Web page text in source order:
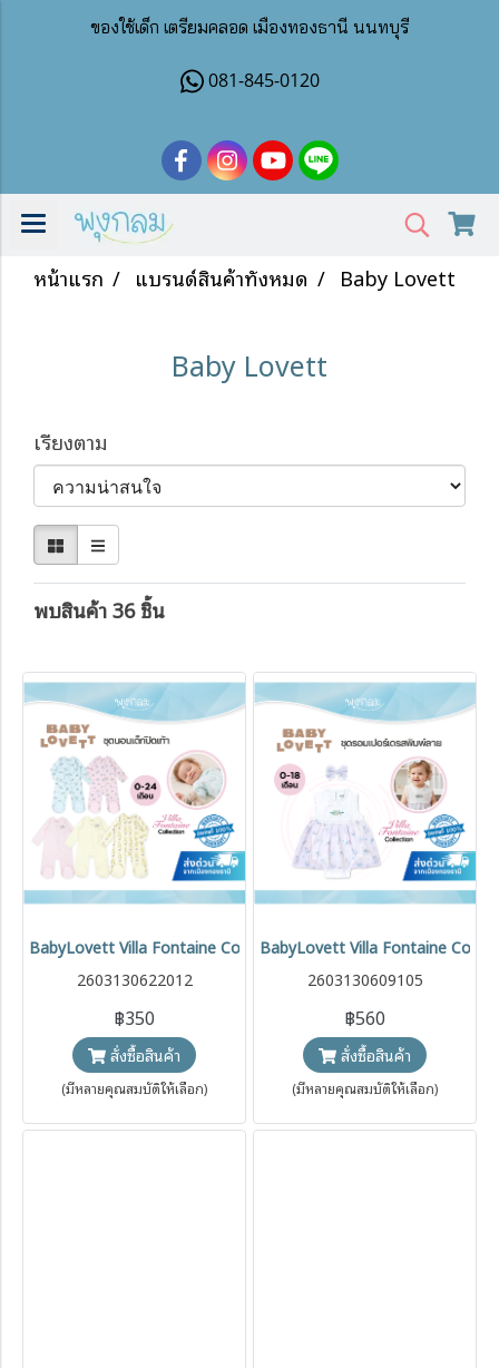
ของใช้เด็ก เตรียมคลอด เมืองทองธานี นนทบุรี
081-845-0120
หน้าแรก แบรนด์สินค้าทั้งหมด Baby Lovett
Baby Lovett
เรียงตาม
พบสินค้า 36 ชิ้น
BabyLovett Villa Fontaine Collection Footed Pajamas ชุดนอนเด็
2603130622012
฿350
สั่งซื้อสินค้า
(มีหลายคุณสมบัติให้เลือก)
BabyLovett Villa Fontaine
2603130609105
฿560
สั่งซื้อสินค้า
(มีหลายคุณสมบัติให้เลือก)